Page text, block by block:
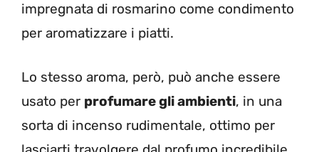
impregnata di rosmarino come condimento
per aromatizzare i piatti.
Lo stesso aroma, però, può anche essere
usato per profumare gli ambienti, in una
sorta di incenso rudimentale, ottimo per